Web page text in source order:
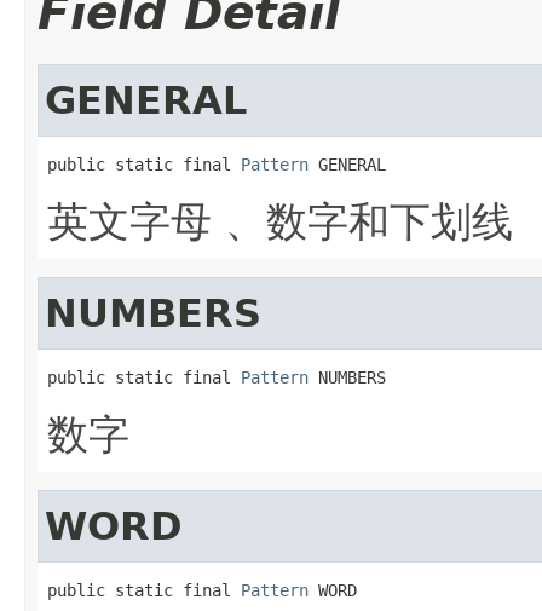
Field Detail
GENERAL
public static final Pattern GENERAL
英文字母 、数字和下划线
NUMBERS
public static final Pattern NUMBERS
数字
WORD
public static final Pattern WORD